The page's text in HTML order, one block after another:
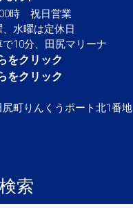
時 祝日営業
水曜は定休日
10分、田尻マリーナ
をクリック
をクリック
町りんくうポート北1番地
索